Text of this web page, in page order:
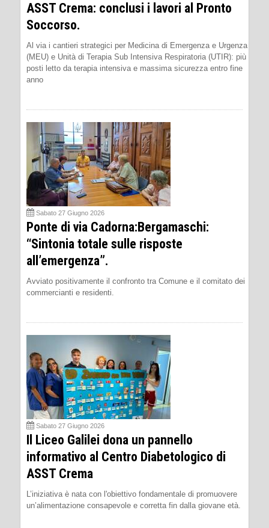
ASST Crema: conclusi i lavori al Pronto
Soccorso.
Al via i cantieri strategici per Medicina di Emergenza e Urgenza
(MEU) e Unità di Terapia Sub Intensiva Respiratoria (UTIR): più
posti letto da terapia intensiva e massima sicurezza entro fine
anno
Sabato 27 Giugno 2026
Ponte di via Cadorna:Bergamaschi:
“Sintonia totale sulle risposte
all’emergenza”.
Avviato positivamente il confronto tra Comune e il comitato dei
commercianti e residenti.
Sabato 27 Giugno 2026
Il Liceo Galilei dona un pannello
informativo al Centro Diabetologico di
ASST Crema
L’iniziativa è nata con l'obiettivo fondamentale di promuovere
un’alimentazione consapevole e corretta fin dalla giovane età.